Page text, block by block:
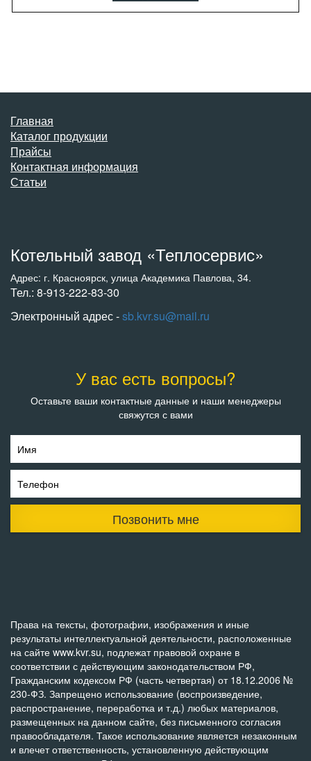
Главная
Каталог продукции
Прайсы
Контактная информация
Статьи
Котельный завод «Теплосервис»
Адрес: г. Красноярск, улица Академика Павлова, 34.
Тел.: 8-913-222-83-30
Электронный адрес -sb.kvr.su@mail.ru
У вас есть вопросы?
Оставьте ваши контактные данные и наши менеджеры
свяжутся с вами
Имя
Телефон
Позвонить мне
Права на тексты, фотографии, изображения и иные
результаты интеллектуальной деятельности, расположенные
на сайте www.kvr.su, подлежат правовой охране в
соответствии с действующим законодательством РФ,
Гражданским кодексом РФ (часть четвертая) от 18.12.2006 №
230-ФЗ. Запрещено использование (воспроизведение,
распространение, переработка и т.д.) любых материалов,
размещенных на данном сайте, без письменного согласия
правообладателя. Такое использование является незаконным
и влечет ответственность, установленную действующим